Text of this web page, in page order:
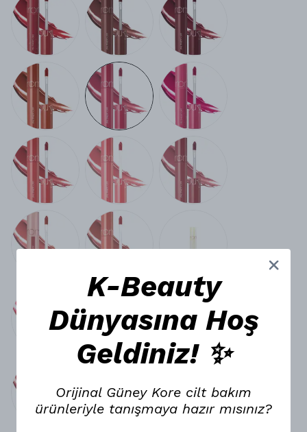
K-Beauty
Dünyasına Hoş
Geldiniz! ✨
Orijinal Güney Kore cilt bakım
ürünleriyle tanışmaya hazır mısınız?